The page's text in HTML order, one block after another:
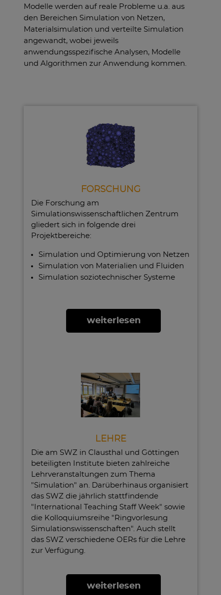
Modelle werden auf reale Probleme u.a. aus
den Bereichen Simulation von Netzen,
Materialsimulation und verteilte Simulation
angewandt, wobei jeweils
anwendungsspezifische Analysen, Modelle
und Algorithmen zur Anwendung kommen.
weiterlesen
FORSCHUNG
Die Forschung am
Simulationswissenschaftlichen Zentrum
gliedert sich in folgende drei
Projektbereiche:
Simulation und Optimierung von Netzen
Simulation von Materialien und Fluiden
Simulation soziotechnischer Systeme
weiterlesen
LEHRE
Die am SWZ in Clausthal und Göttingen
beteiligten Institute bieten zahlreiche
Lehrveranstaltungen zum Thema
"Simulation" an. Darüberhinaus organisiert
das SWZ die jährlich stattfindende
"International Teaching Staff Week" sowie
die Kolloquiumsreihe "Ringvorlesung
Simulationswissenschaften". Auch stellt
das SWZ verschiedene OERs für die Lehre
zur Verfügung.